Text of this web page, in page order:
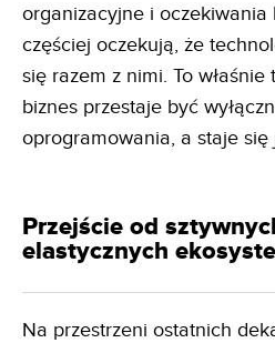
organizacyjne i oczekiwania
częściej oczekują, że
się razem z nimi. To
biznes przestaje być
oprogramowania, a staje się
Przejście od
elastycznych
Na przestrzeni ostatnich